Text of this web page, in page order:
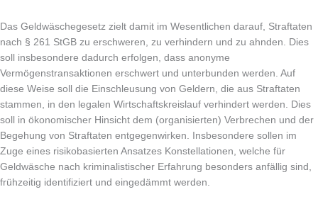
Das Geldwäschegesetz zielt damit im Wesentlichen darauf, Straftaten
nach § 261 StGB zu erschweren, zu verhindern und zu ahnden. Dies
soll insbesondere dadurch erfolgen, dass anonyme
Vermögenstransaktionen erschwert und unterbunden werden. Auf
diese Weise soll die Einschleusung von Geldern, die aus Straftaten
stammen, in den legalen Wirtschaftskreislauf verhindert werden. Dies
soll in ökonomischer Hinsicht dem (organisierten) Verbrechen und der
Begehung von Straftaten entgegenwirken. Insbesondere sollen im
Zuge eines risikobasierten Ansatzes Konstellationen, welche für
Geldwäsche nach kriminalistischer Erfahrung besonders anfällig sind,
frühzeitig identifiziert und eingedämmt werden.